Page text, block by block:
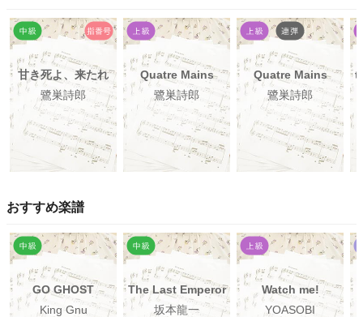
甘き死よ、来たれ
鷺巣詩郎
Quatre Mains
鷺巣詩郎
Quatre Mains
鷺巣詩郎
おすすめ楽譜
GO GHOST
King Gnu
The Last Emperor
坂本龍一
Watch me!
YOASOBI